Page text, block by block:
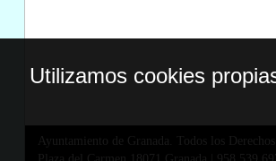
Ayuntamiento de Granada. Todos los Derechos
Utilizamos cookies